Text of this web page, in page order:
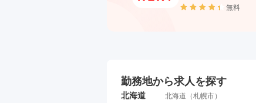
無料
勤務地から求人を探す
北海道 北海道 （札幌市）